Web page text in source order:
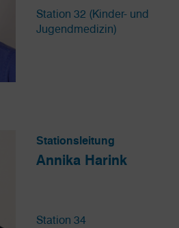
Station 32 (Kinder- und
Jugendmedizin)
Stationsleitung
Annika Harink
Station 34